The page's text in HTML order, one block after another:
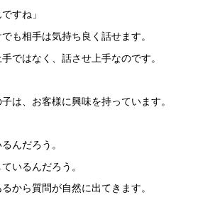
すね」
も相手は気持ち良く話せます。
ではなく、話させ上手なのです。
は、お客様に興味を持っています。
んだろう。
いるんだろう。
から質問が自然に出てきます。